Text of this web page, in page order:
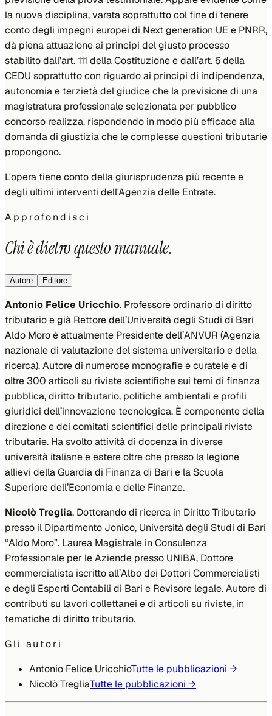
la nuova disciplina, varata soprattutto col fine di tenere
conto degli impegni europei di Next generation UE e PNRR,
dà piena attuazione ai principi del giusto processo
stabilito dall’art. 111 della Costituzione e dall’art. 6 della
CEDU soprattutto con riguardo ai principi di indipendenza,
autonomia e terzietà del giudice che la previsione di una
magistratura professionale selezionata per pubblico
concorso realizza, rispondendo in modo più efficace alla
domanda di giustizia che le complesse questioni tributarie
propongono.
L'opera tiene conto della giurisprudenza più recente e
degli ultimi interventi dell'Agenzia delle Entrate.
Approfondisci
Chi è dietro questo manuale.
Autore Editore
Antonio Felice Uricchio. Professore ordinario di diritto
tributario e già Rettore dell’Università degli Studi di Bari
Aldo Moro è attualmente Presidente dell’ANVUR (Agenzia
nazionale di valutazione del sistema universitario e della
ricerca). Autore di numerose monografie e curatele e di
oltre 300 articoli su riviste scientifiche sui temi di finanza
pubblica, diritto tributario, politiche ambientali e profili
giuridici dell’innovazione tecnologica. È componente della
direzione e dei comitati scientifici delle principali riviste
tributarie. Ha svolto attività di docenza in diverse
università italiane e estere oltre che presso la legione
allievi della Guardia di Finanza di Bari e la Scuola
Superiore dell’Economia e delle Finanze.
Nicolò Treglia. Dottorando di ricerca in Diritto Tributario
presso il Dipartimento Jonico, Università degli Studi di Bari
“Aldo Moro”. Laurea Magistrale in Consulenza
Professionale per le Aziende presso UNIBA, Dottore
commercialista iscritto all’Albo dei Dottori Commercialisti
e degli Esperti Contabili di Bari e Revisore legale. Autore di
contributi su lavori collettanei e di articoli su riviste, in
tematiche di diritto tributario.
Gli autori
Antonio Felice UricchioTutte le pubblicazioni →
Nicolò TregliaTutte le pubblicazioni →